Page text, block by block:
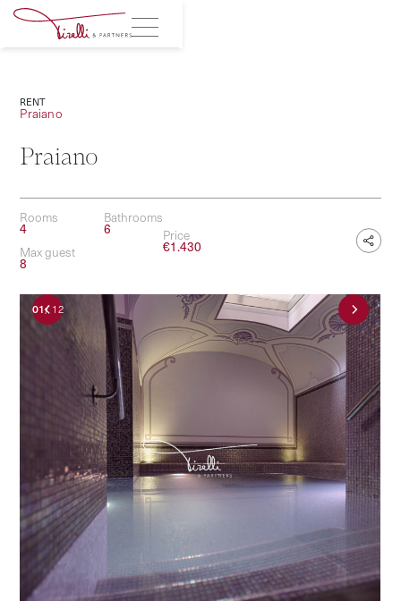
RENT
Praiano
Praiano
Rooms
4
Bathrooms
6
Max guest
8
Price
€1.430
01/12